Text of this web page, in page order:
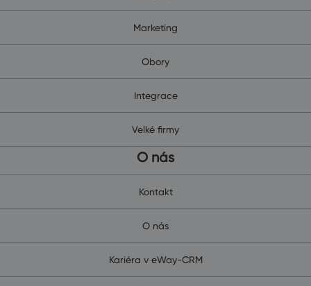
Marketing
Obory
Integrace
Velké firmy
O nás
Kontakt
O nás
Kariéra v eWay-CRM